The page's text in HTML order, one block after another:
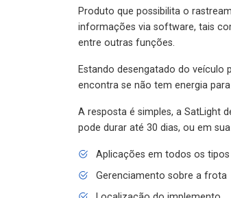
Produto que possibilita o
informações via software, tais
entre outras funções.
Estando desengatado do veículo
encontra se não tem energia
A resposta é simples, a SatLight
pode durar até 30 dias, ou em
Aplicações em todos os
Gerenciamento sobre a frota
Localização do implemento